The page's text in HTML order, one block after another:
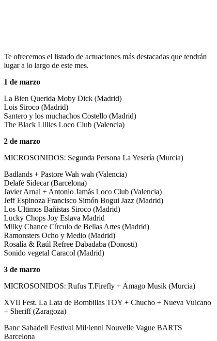
Te ofrecemos el listado de actuaciones más destacadas que tendrán
lugar a lo largo de este mes.
1 de marzo
La Bien Querida Moby Dick (Madrid)
Lois Siroco (Madrid)
Santero y los muchachos Costello (Madrid)
The Black Lillies Loco Club (Valencia)
2 de marzo
MICROSONIDOS: Segunda Persona La Yesería (Murcia)
Badlands + Pastore Wah wah (Valencia)
Delafé Sidecar (Barcelona)
Javier Arnal + Antonio Jamás Loco Club (Valencia)
Jeff Espinoza Francisco Simón Bogui Jazz (Madrid)
Los Ultimos Bañistas Siroco (Madrid)
Lucky Chops Joy Eslava Madrid
Milky Chance Círculo de Bellas Artes (Madrid)
Ramonsters Ocho y Medio (Madrid)
Rosalía & Raúl Refree Dabadaba (Donosti)
Sonido vegetal Caracol (Madrid)
3 de marzo
MICROSONIDOS: Rufus T.Firefly + Amago Musik (Murcia)
XVII Fest. La Lata de Bombillas TOY + Chucho + Nueva Vulcano
+ Sheriff (Zaragoza)
Banc Sabadell Festival Mil·lenni Nouvelle Vague BARTS
Barcelona